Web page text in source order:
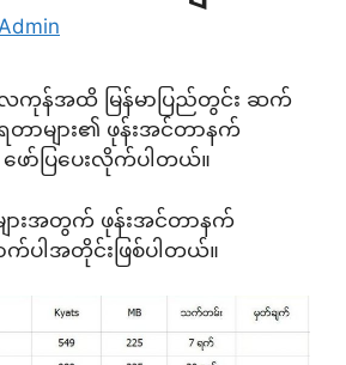
လကုန်အထိ မြန်မာပြည်တွင်း ဆက်
ာများ၏ ဖုန်းအင်တာနက်
ဖော်ပြပေးလိုက်ပါတယ်။
ျားအတွက် ဖုန်းအင်တာနက်
က်ပါအတိုင်းဖြစ်ပါတယ်။